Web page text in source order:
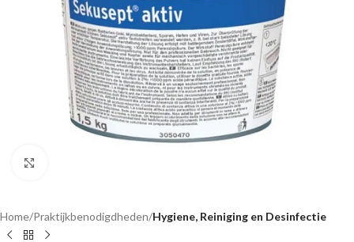
Home Praktijkbenodigdheden Hygiene, Reiniging en Desinfectie